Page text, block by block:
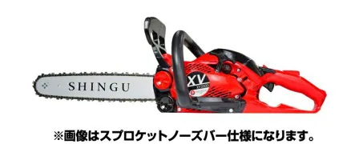
作業用品